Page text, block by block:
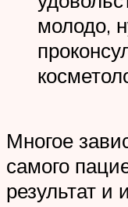
молодо,
Многое
самого
результат и